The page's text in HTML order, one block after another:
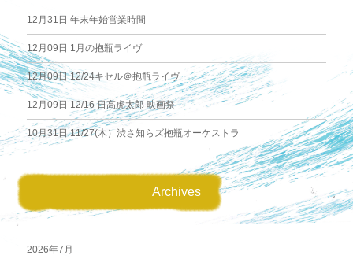
12月31日 年末年始営業時間
12月09日 1月の抱瓶ライヴ
12月09日12/24キセル＠抱瓶ライヴ
12月09日 12/16 日高虎太郎 映画祭
10月31日11/27(木）渋さ知らズ抱瓶オーケストラ
Archives
2026年7月